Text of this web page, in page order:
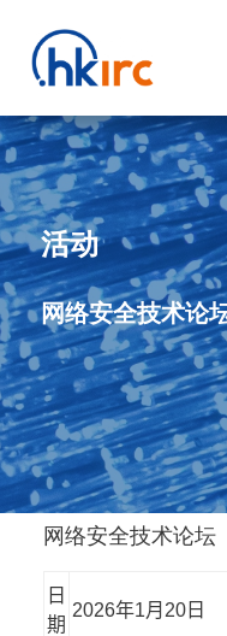
活动
网络安全技术论
网络安全技术论坛
日
期
2026年1月 20 日